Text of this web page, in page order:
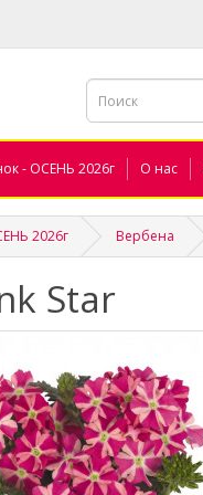
- ОСЕНЬ 2026г О нас
2026г Вербена
Star